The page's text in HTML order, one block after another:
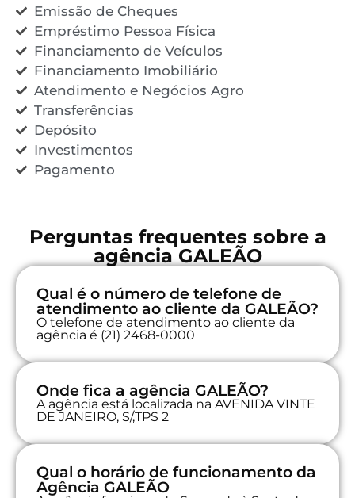
Emissão de Cheques
Empréstimo Pessoa Física
Financiamento de Veículos
Financiamento Imobiliário
Atendimento e Negócios Agro
Transferências
Depósito
Investimentos
Pagamento
Perguntas frequentes sobre a
agência GALEÃO
Qual é o número de telefone de
atendimento ao cliente da GALEÃO?
O telefone de atendimento ao cliente da
agência é (21) 2468-0000
Onde fica a agência GALEÃO?
A agência está localizada na AVENIDA VINTE
DE JANEIRO, S/,TPS 2
Qual o horário de funcionamento da
Agência GALEÃO